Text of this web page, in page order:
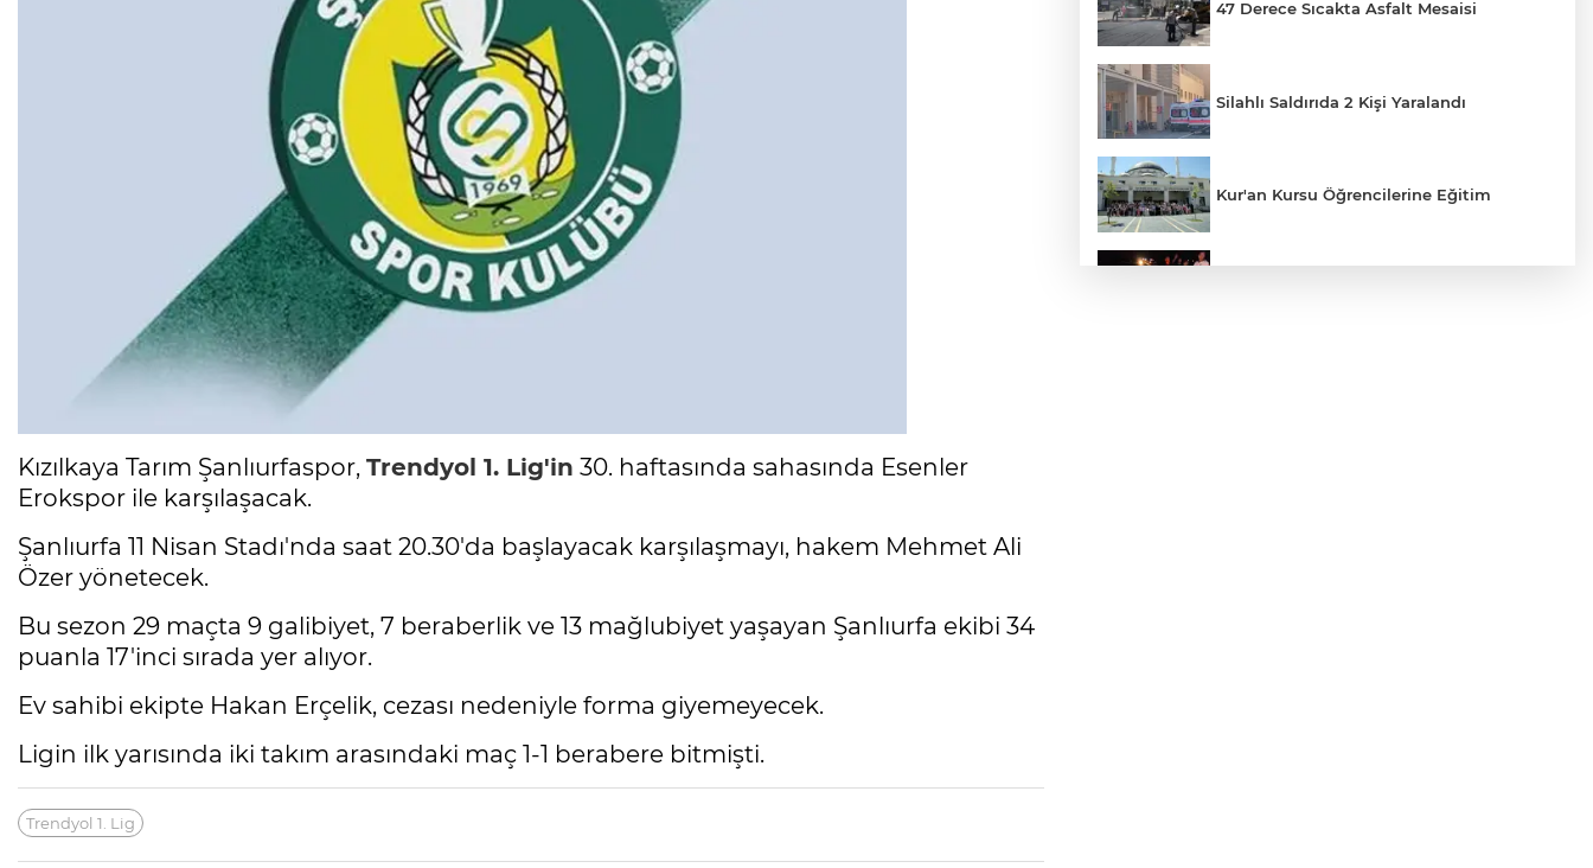
Kızılkaya Tarım Şanlıurfaspor, Trendyol 1. Lig'in 30. haftasında sahasında Esenler
Erokspor ile karşılaşacak.
Şanlıurfa 11 Nisan Stadı'nda saat 20.30'da başlayacak karşılaşmayı, hakem Mehmet Ali
Özer yönetecek.
Bu sezon 29 maçta 9 galibiyet, 7 beraberlik ve 13 mağlubiyet yaşayan Şanlıurfa ekibi 34
puanla 17'inci sırada yer alıyor.
Ev sahibi ekipte Hakan Erçelik, cezası nedeniyle forma giyemeyecek.
Ligin ilk yarısında iki takım arasındaki maç 1-1 berabere bitmişti.
Trendyol 1. Lig
47 Derece Sıcakta Asfalt Mesaisi
Silahlı Saldırıda 2 Kişi Yaralandı
Kur'an Kursu Öğrencilerine Eğitim